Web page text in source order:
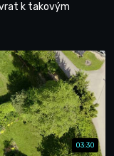
k takovým
03:30